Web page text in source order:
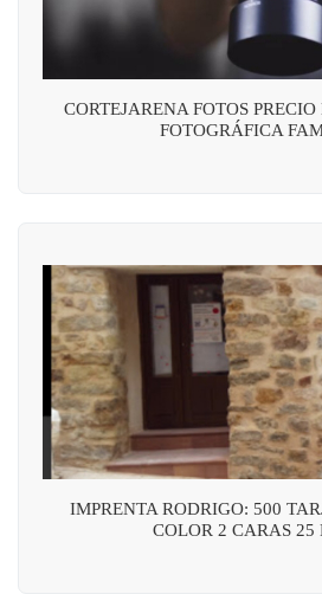
CORTEJARENA FOTOS PRECIO
FOTOGRÁFICA
IMPRENTA RODRIGO: 500
COLOR 2 CARAS 25